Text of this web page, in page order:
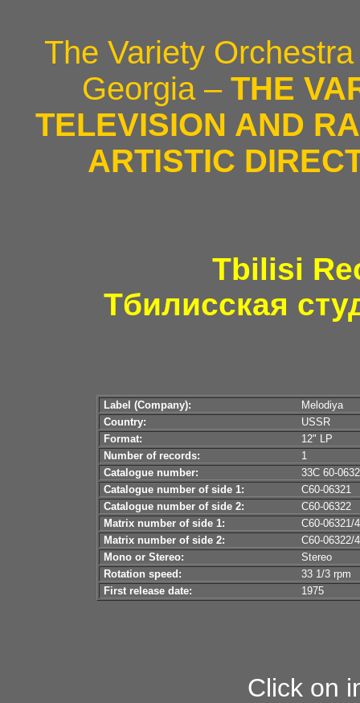
The Variety
Georgia – THE
TELEVISION AND
ARTISTIC
Tbilisi
Тбилисская
Label (Company):
Melodiya
Country:
USSR
Format:
12" LP
Number of records:
1
Catalogue number:
33C 60-
Catalogue number of side 1:
С60-06321
Catalogue number of side 2:
С60-06322
Matrix number of side 1:
C60-06321/
Matrix number of side 2:
C60-06322/
Mono or Stereo:
Stereo
Rotation speed:
33 1/3 rpm
First release date:
1975
Click on